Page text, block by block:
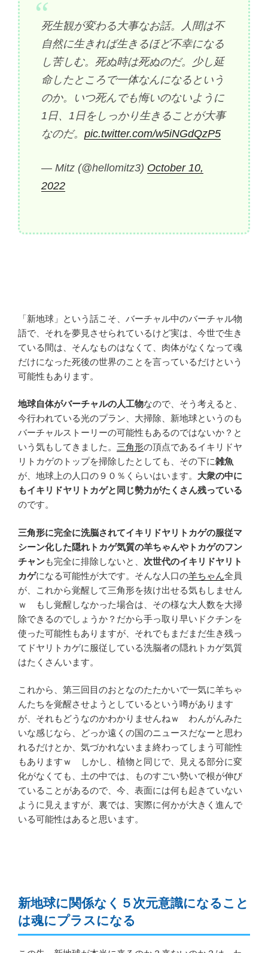
死生観が変わる大事なお話。人間は不
自然に生きれば生きるほど不幸になる
し苦しむ。死ぬ時は死ぬのだ。少し延
命したところで一体なんになるという
のか。いつ死んでも悔いのないように
1日、1日をしっかり生きることが大事
なのだ。 pic.twitter.com/w5iNGdQzP5
— Mitz (@hellomitz3) October 10,
2022
「新地球」という話こそ、バーチャル中のバーチャル物
語で、それを夢見させられているけど実は、今世で生き
ている間は、そんなものはなくて、肉体がなくなって魂
だけになった死後の世界のことを言っているだけという
可能性もあります。
地球自体がバーチャルの人工物なので、そう考えると、
今行われている光のプラン、大掃除、新地球というのも
バーチャルストーリーの可能性もあるのではないか？と
いう気もしてきました。 三角形の頂点であるイキリドヤ
リトカゲのトップを掃除したとしても、その下に雑魚
が、地球上の人口の９０％くらいはいます。 大衆の中に
もイキリドヤリトカゲと同じ勢力がたくさん残っている
のです。
三角形に完全に洗脳されてイキリドヤリトカゲの服従マ
シーン化した隠れトカゲ気質の羊ちゃんやトカゲのフン
チャンも完全に排除しないと、 次世代のイキリドヤリト
カゲになる可能性が大です。そんな人口の羊ちゃん全員
が、これから覚醒して三角形を抜け出せる気もしません
ｗ もし覚醒しなかった場合は、その様な大人数を大掃
除できるのでしょうか？だから手っ取り早いドクチンを
使った可能性もありますが、それでもまだまだ生き残っ
てドヤリトカゲに服従している洗脳者の隠れトカゲ気質
はたくさんいます。
これから、第三回目のおとなのたたかいで一気に羊ちゃ
んたちを覚醒させようとしているという噂があります
が、それもどうなのかわかりませんねｗ わんがんみた
いな感じなら、どっか遠くの国のニュースだなーと思わ
れるだけとか、気づかれないまま終わってしまう可能性
もありますｗ しかし、植物と同じで、見える部分に変
化がなくても、土の中では、ものすごい勢いで根が伸び
ていることがあるので、今、表面には何も起きていない
ように見えますが、裏では、実際に何かが大きく進んで
いる可能性はあると思います。
新地球に関係なく５次元意識になること
は魂にプラスになる